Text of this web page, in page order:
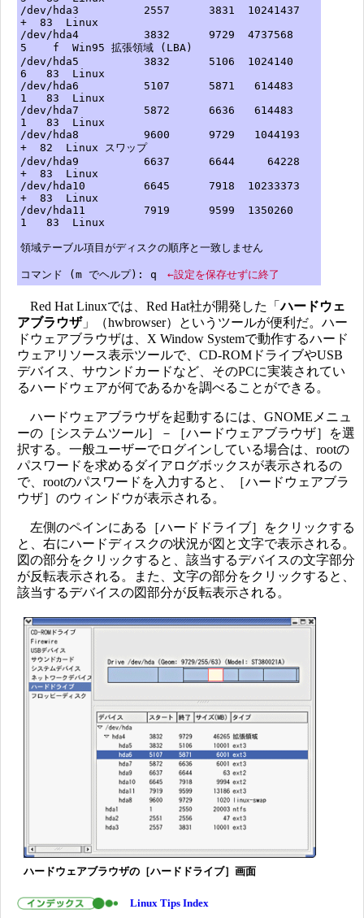
/dev/hda3 2557 3831 10241437
+ 83 Linux
/dev/hda4 3832 9729 4737568
5 f Win95 拡張領域 (LBA)
/dev/hda5 3832 5106 1024140
6 83 Linux
/dev/hda6 5107 5871 614483
1 83 Linux
/dev/hda7 5872 6636 614483
1 83 Linux
/dev/hda8 9600 9729 1044193
+ 82 Linux スワップ
/dev/hda9 6637 6644 64228
+ 83 Linux
/dev/hda10 6645 7918 10233373
+ 83 Linux
/dev/hda11 7919 9599 1350260
1 83 Linux
領域テーブル項目がディスクの順序と一致しません
コマンド (m でヘルプ): q ←設定を保存せずに終了
Red Hat Linuxでは、Red Hat社が開発した「ハードウェ
アブラウザ」（hwbrowser）というツールが便利だ。ハー
ドウェアブラウザは、X Window Systemで動作するハード
ウェアリソース表示ツールで、CD-ROMドライブやUSB
デバイス、サウンドカードなど、そのPCに実装されてい
るハードウェアが何であるかを調べることができる。
ハードウェアブラウザを起動するには、GNOMEメニュ
ーの［システムツール］－［ハードウェアブラウザ］を選
択する。一般ユーザーでログインしている場合は、rootの
パスワードを求めるダイアログボックスが表示されるの
で、rootのパスワードを入力すると、［ハードウェアブラ
ウザ］のウィンドウが表示される。
左側のペインにある［ハードドライブ］をクリックする
と、右にハードディスクの状況が図と文字で表示される。
図の部分をクリックすると、該当するデバイスの文字部分
が反転表示される。また、文字の部分をクリックすると、
該当するデバイスの図部分が反転表示される。
ハードウェアブラウザの［ハードドライブ］画面
Linux Tips Index